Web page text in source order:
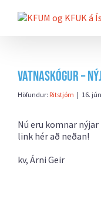
beint
Vatnaskógur –
Höfundur: Ritstjórn | 16.
Nú eru komnar nýjar
link hér að neðan!
kv, Árni Geir